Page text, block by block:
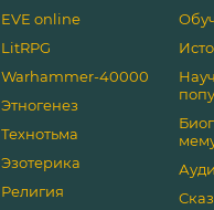
EVE online
LitRPG
Warhammer-40000
Этногенез
Технотьма
Эзотерика
Религия